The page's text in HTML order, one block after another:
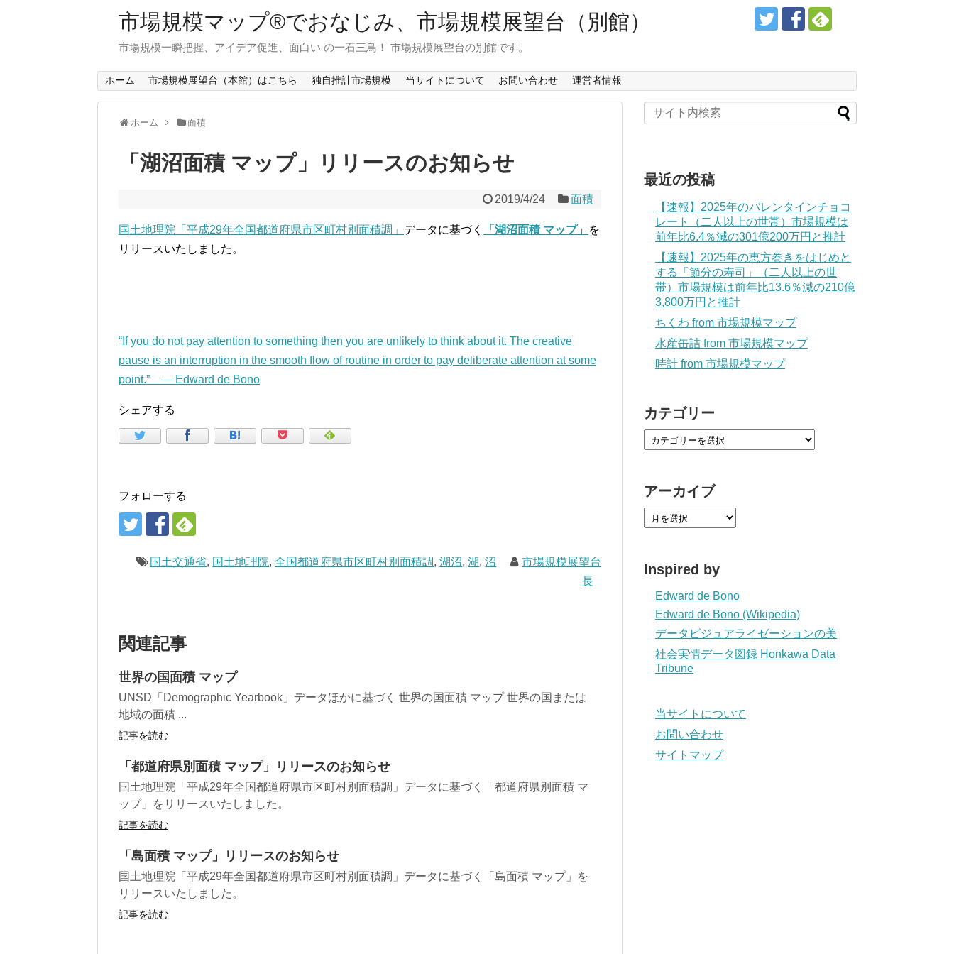
市場規模マップ®でおなじみ、市場規模展望台（別館）
市場規模一瞬把握、アイデア促進、面白い の一石三鳥！ 市場規模展望台の別館です。
ホーム 市場規模展望台（本館）はこちら 独自推計市場規模 当サイトについて お問い合わせ 運営者情報
ホーム 面積
「湖沼面積 マップ」リリースのお知らせ
2019/4/24 面積
国土地理院「平成29年全国都道府県市区町村別面積調」 データに基づく 「湖沼面積 マップ」 を
リリースいたしました。
“If you do not pay attention to something then you are unlikely to think about it. The creative
pause is an interruption in the smooth flow of routine in order to pay deliberate attention at some
point.” — Edward de Bono
シェアする
フォローする
国土交通省, 国土地理院,全国都道府県市区町村別面積調,湖沼,湖,沼
市場規模展望台
長
関連記事
世界の国面積 マップ
UNSD「Demographic Yearbook」データほかに基づく 世界の国面積 マップ 世界の国または
地域の面積 ...
記事を読む
「都道府県別面積 マップ」リリースのお知らせ
国土地理院「平成29年全国都道府県市区町村別面積調」データに基づく「都道府県別面積 マ
ップ」をリリースいたしました。
記事を読む
「島面積 マップ」リリースのお知らせ
国土地理院「平成29年全国都道府県市区町村別面積調」データに基づく「島面積 マップ」を
リリースいたしました。
記事を読む
最近の投稿
【速報】2025年のバレンタインチョコ
レート（二人以上の世帯）市場規模は
前年比6.4％減の301億200万円と推計
【速報】2025年の恵方巻きをはじめと
する「節分の寿司」（二人以上の世
帯）市場規模は前年比13.6％減の210億
3,800万円と推計
ちくわ from 市場規模マップ
水産缶詰 from 市場規模マップ
時計 from 市場規模マップ
カテゴリー
アーカイブ
Inspired by
Edward de Bono
Edward de Bono (Wikipedia)
データビジュアライゼーションの美
社会実情データ図録 Honkawa Data
Tribune
当サイトについて
お問い合わせ
サイトマップ